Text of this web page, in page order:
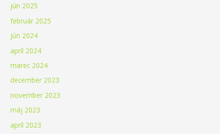
jún 2025
február 2025
jún 2024
apríl 2024
marec 2024
december 2023
november 2023
máj 2023
apríl 2023